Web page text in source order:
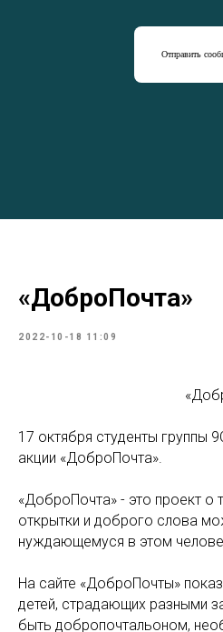
Отправить
«ДоброПочта»
2022-10-18 11:09
17 октября студенты группы
акции «ДоброПочта».
«ДоброПочта» - это проект
открытки и доброго слова
нуждающемуся в этом
На сайте «ДоброПочты»
детей, страдающих разными
быть добропочтальоном,